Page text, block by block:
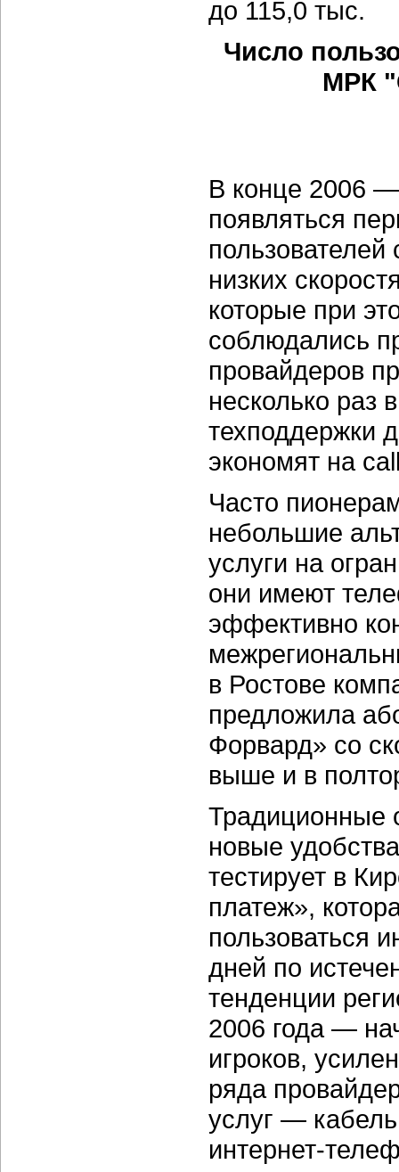
до 115,0 тыс.
Число
МРК
В конце 2006 —
появляться
низких
которые при
соблюдались
провайдеров
несколько раз
техподдержки
экономят на
Часто
небольшие
услуги на
они имеют
эффективно
в Ростове
предложила
Форвард» со
выше и в
Традиционные
новые
тестирует в
платеж»,
пользоваться
дней по
тенденции
2006 года —
игроков,
ряда
услуг —
интернет-